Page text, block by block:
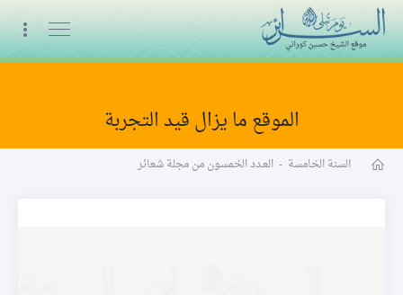
البث المباشر
الموقع ما يزال قيد التجربة
السنة الخامسة - العـدد الخمسون من مجلة شعائر